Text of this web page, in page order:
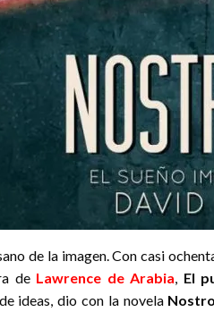
de la imagen. Con casi
deLawrence de Arabia, El
ideas, dio con la novela